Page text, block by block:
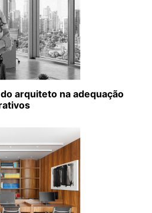
arquiteto na adequação